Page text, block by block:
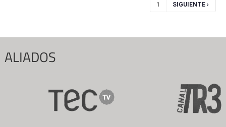
1 SIGUIENTE ›
ALIADOS